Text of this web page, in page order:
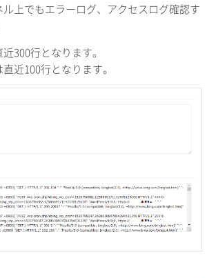
上でもエラーログ、アクセスログ確認す
300行となります。
近100行となります。